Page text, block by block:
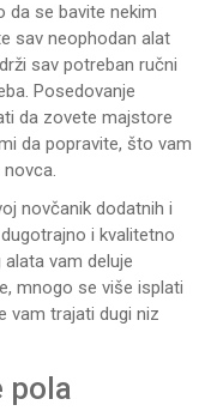
da se bavite nekim
sav neophodan alat
sav potreban ručni
Posedovanje
da zovete majstore
da popravite, što vam
novčanik dodatnih i
i kvalitetno
vam deluje
mnogo se više isplati
vam trajati dugi niz
pola